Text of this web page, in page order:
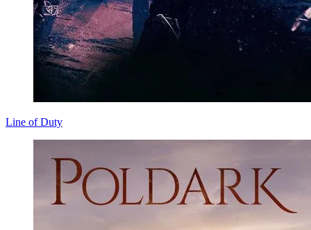
Line of Duty